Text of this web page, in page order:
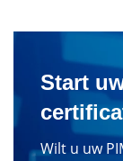
Start
Wilt u uw